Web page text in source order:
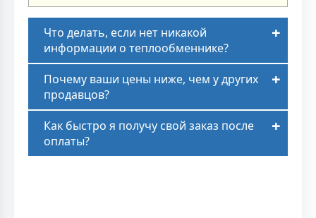
Что делать, если нет никакой
информации о теплообменнике?
Почему ваши цены ниже, чем у других
продавцов?
Как быстро я получу свой заказ после
оплаты?